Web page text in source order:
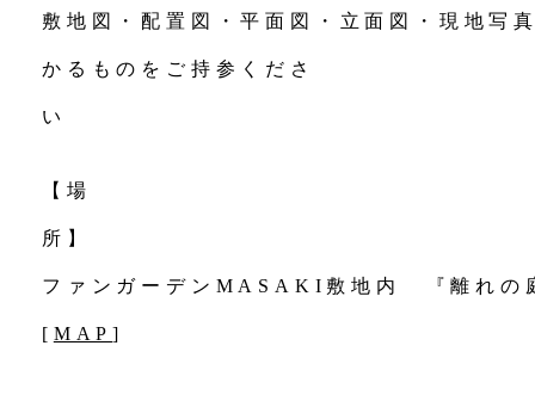
敷地図・配置図・平面図・立面図・現地写
かるものをご持参くださ
い
【場
ファンガーデンMASAKI敷地内 『離れ
[ MAP